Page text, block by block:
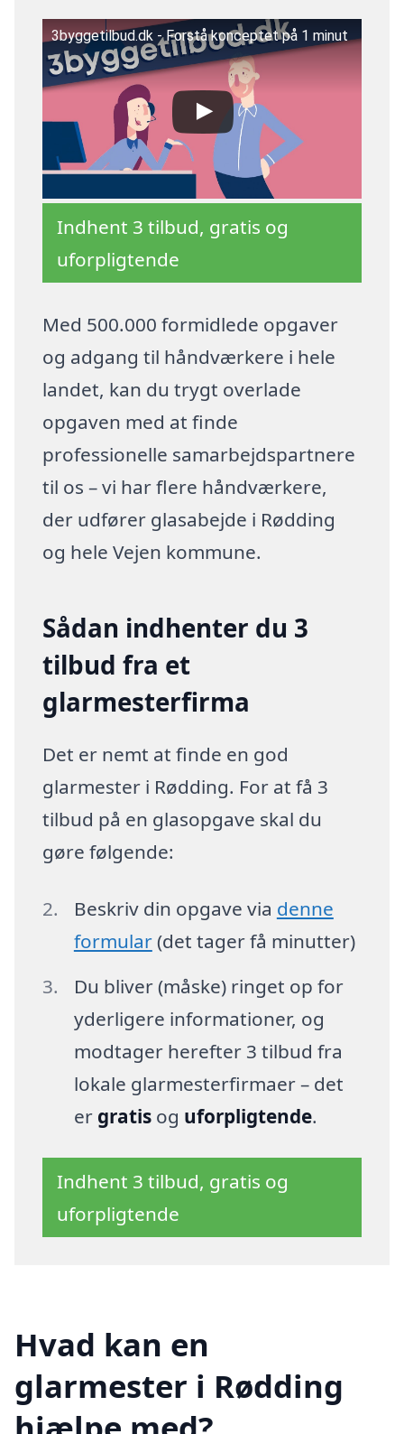
3byggetilbud.dk - Forstå konceptet på 1 minut
Indhent 3 tilbud, gratis og
uforpligtende
Med 500.000 formidlede opgaver
og adgang til håndværkere i hele
landet, kan du trygt overlade
opgaven med at finde
professionelle samarbejdspartnere
til os – vi har flere håndværkere,
der udfører glasabejde i Rødding
og hele Vejen kommune.
Sådan indhenter du 3
tilbud fra et
glarmesterfirma
Det er nemt at finde en god
glarmester i Rødding. For at få 3
tilbud på en glasopgave skal du
gøre følgende:
Beskriv din opgave via denne
formular(det tager få minutter)
Du bliver (måske) ringet op for
yderligere informationer, og
modtager herefter 3 tilbud fra
lokale glarmesterfirmaer – det
er gratisog uforpligtende.
Indhent 3 tilbud, gratis og
uforpligtende
Hvad kan en
glarmester i Rødding